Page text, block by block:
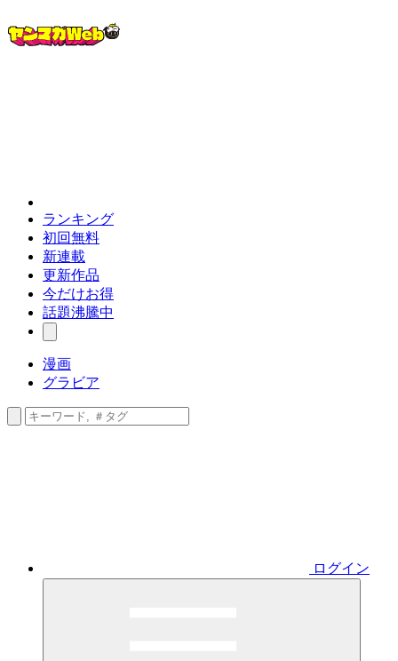
ランキング
初回無料
新連載
更新作品
今だけお得
話題沸騰中
漫画
グラビア
ログイン